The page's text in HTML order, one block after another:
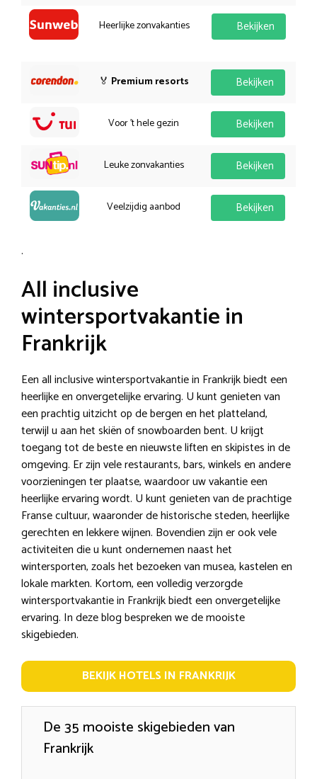
Heerlijke zonvakanties Bekijken
🏅 Premium resorts Bekijken
Voor 't hele gezin Bekijken
Leuke zonvakanties Bekijken
Veelzijdig aanbod Bekijken
.
All inclusive
wintersportvakantie in
Frankrijk
Een all inclusive wintersportvakantie in Frankrijk biedt een
heerlijke en onvergetelijke ervaring. U kunt genieten van
een prachtig uitzicht op de bergen en het platteland,
terwijl u aan het skiën of snowboarden bent. U krijgt
toegang tot de beste en nieuwste liften en skipistes in de
omgeving. Er zijn vele restaurants, bars, winkels en andere
voorzieningen ter plaatse, waardoor uw vakantie een
heerlijke ervaring wordt. U kunt genieten van de prachtige
Franse cultuur, waaronder de historische steden, heerlijke
gerechten en lekkere wijnen. Bovendien zijn er ook vele
activiteiten die u kunt ondernemen naast het
wintersporten, zoals het bezoeken van musea, kastelen en
lokale markten. Kortom, een volledig verzorgde
wintersportvakantie in Frankrijk biedt een onvergetelijke
ervaring. In deze blog bespreken we de mooiste
skigebieden.
BEKIJK HOTELS IN FRANKRIJK
De 35 mooiste skigebieden van
Frankrijk